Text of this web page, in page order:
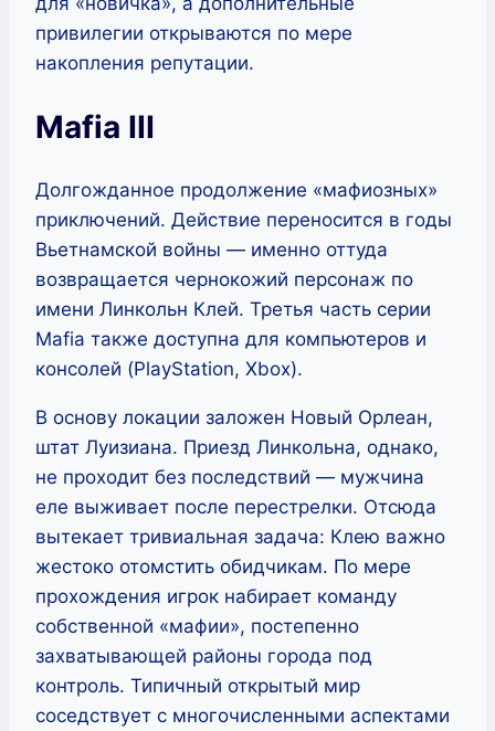
привилегии открываются по мере
накопления репутации.
Mafia III
Долгожданное продолжение «мафиозных»
приключений. Действие переносится в годы
Вьетнамской войны — именно оттуда
возвращается чернокожий персонаж по
имени Линкольн Клей. Третья часть серии
Mafia также доступна для компьютеров и
консолей (PlayStation, Xbox).
В основу локации заложен Новый Орлеан,
штат Луизиана. Приезд Линкольна, однако,
не проходит без последствий — мужчина
еле выживает после перестрелки. Отсюда
вытекает тривиальная задача: Клею важно
жестоко отомстить обидчикам. По мере
прохождения игрок набирает команду
собственной «мафии», постепенно
захватывающей районы города под
контроль. Типичный открытый мир
соседствует с многочисленными аспектами